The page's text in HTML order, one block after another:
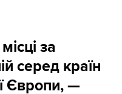
за
серед країн
Європи, —